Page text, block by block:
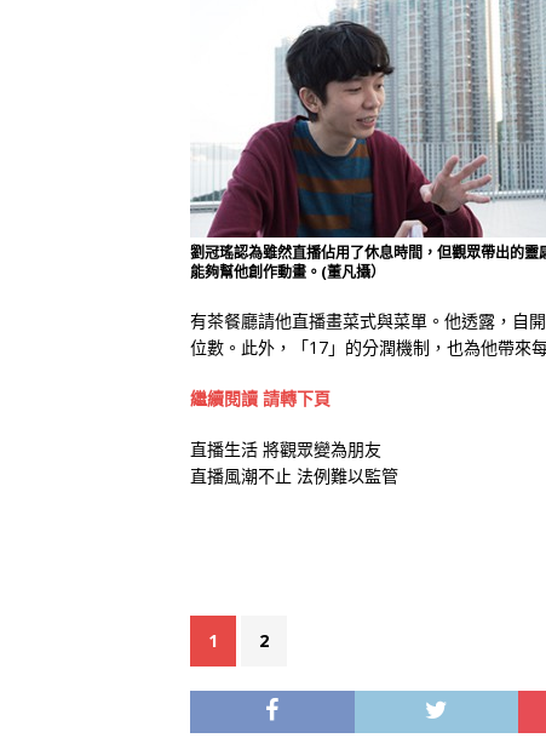
劉冠瑤認為雖然直播佔用了休息時間，但觀眾帶出的靈
能夠幫他創作動畫。(董凡攝）
有茶餐廳請他直播畫菜式與菜單。他透露，自
位數。此外，「17」的分潤機制，也為他帶來
繼續閱讀 請轉下頁
直播生活 將觀眾變為朋友
直播風潮不止 法例難以監管
1 2